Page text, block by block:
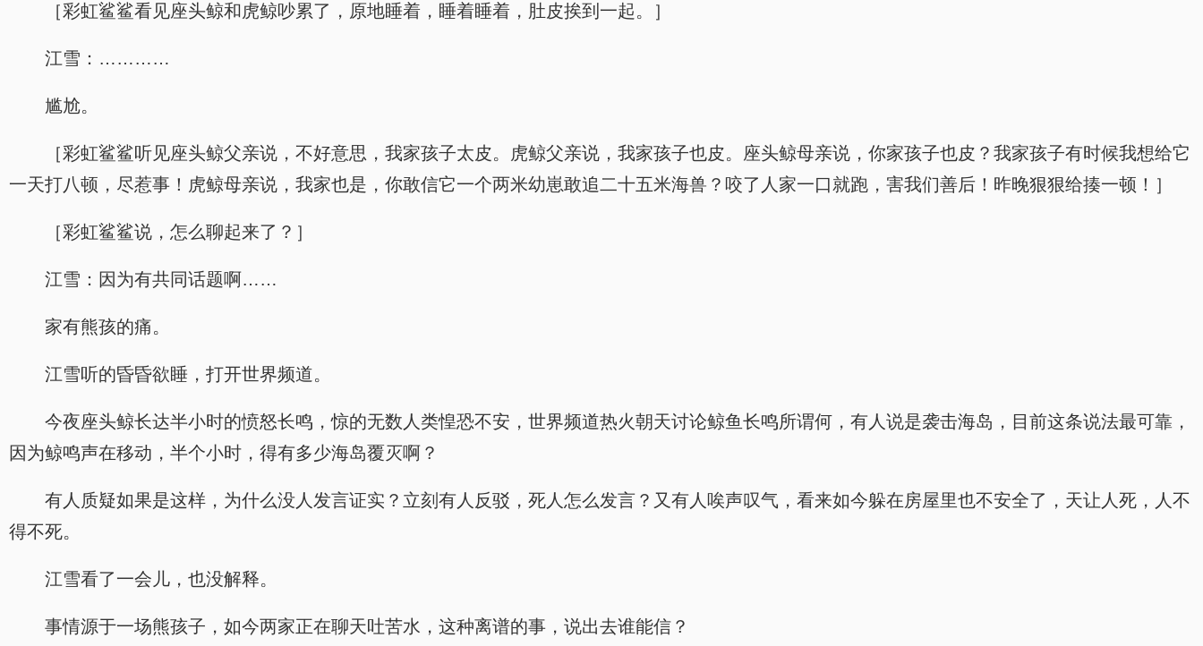
［彩虹鲨鲨看见座头鲸和虎鲸吵累了，原地睡着，睡着睡着，肚皮挨到一起。］
江雪：…………
尴尬。
［彩虹鲨鲨听见座头鲸父亲说，不好意思，我家孩子太皮。虎鲸父亲说，我家孩子也皮。座头鲸母亲说，你家孩子也皮？我家孩子有时候我想给它
一天打八顿，尽惹事！虎鲸母亲说，我家也是，你敢信它一个两米幼崽敢追二十五米海兽？咬了人家一口就跑，害我们善后！昨晚狠狠给揍一顿！］
［彩虹鲨鲨说，怎么聊起来了？］
江雪：因为有共同话题啊……
家有熊孩的痛。
江雪听的昏昏欲睡，打开世界频道。
今夜座头鲸长达半小时的愤怒长鸣，惊的无数人类惶恐不安，世界频道热火朝天讨论鲸鱼长鸣所谓何，有人说是袭击海岛，目前这条说法最可靠，
因为鲸鸣声在移动，半个小时，得有多少海岛覆灭啊？
有人质疑如果是这样，为什么没人发言证实？立刻有人反驳，死人怎么发言？又有人唉声叹气，看来如今躲在房屋里也不安全了，天让人死，人不
得不死。
江雪看了一会儿，也没解释。
事情源于一场熊孩子，如今两家正在聊天吐苦水，这种离谱的事，说出去谁能信？